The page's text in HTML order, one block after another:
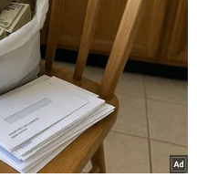
“sóng gió”
giai đoạn từ năm
có nhiều biến động,
19 bùng phát và
số khu vực đã gây
lượng toàn cầu,